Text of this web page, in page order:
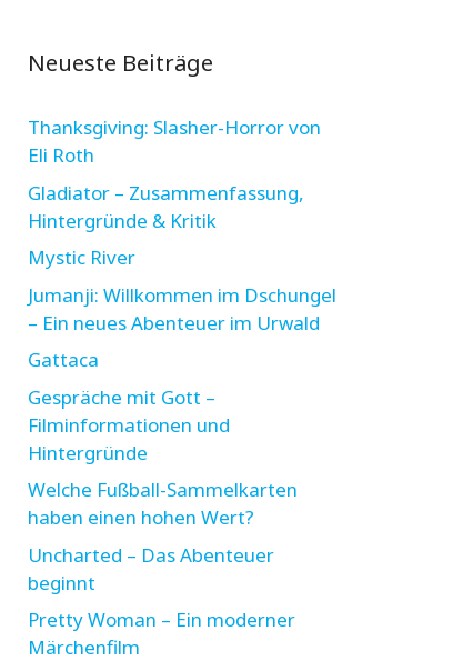
Neueste Beiträge
Thanksgiving: Slasher-Horror von
Eli Roth
Gladiator – Zusammenfassung,
Hintergründe & Kritik
Mystic River
Jumanji: Willkommen im Dschungel
– Ein neues Abenteuer im Urwald
Gattaca
Gespräche mit Gott –
Filminformationen und
Hintergründe
Welche Fußball-Sammelkarten
haben einen hohen Wert?
Uncharted – Das Abenteuer
beginnt
Pretty Woman – Ein moderner
Märchenfilm